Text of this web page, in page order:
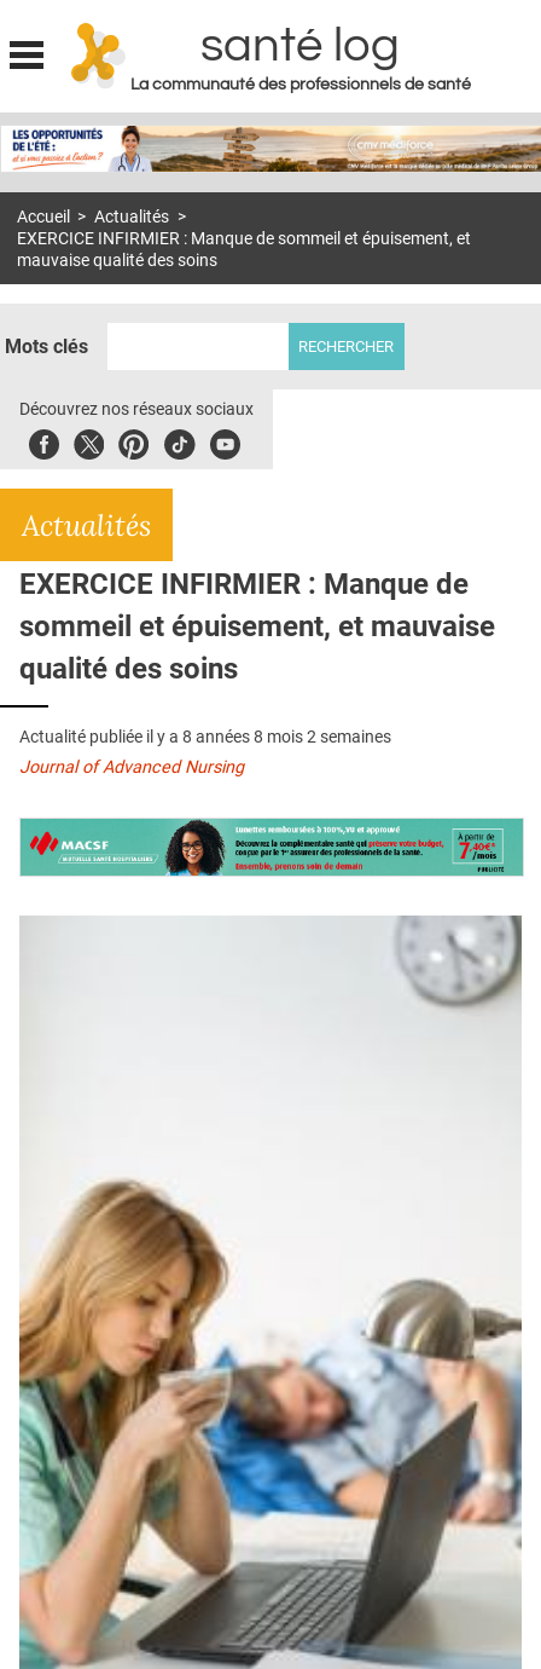
Jump to navigation
santé log
La communauté des professionnels de santé
MON COMPTE
S'ABONNER À LA REVUE SOIN À DOMICILE
E-REVUE SAD
THÉMA
CRÉDITS
Accueil > Actualités >
EXERCICE INFIRMIER : Manque de sommeil et épuisement, et
mauvaise qualité des soins
Mots clés
Découvrez nos réseaux sociaux
FacebookTwitterPinterest
TiktokYoubute
Actualités
EXERCICE INFIRMIER : Manque de
sommeil et épuisement, et mauvaise
qualité des soins
Actualité publiée il y a 8 années 8 mois 2 semaines
Journal of Advanced Nursing